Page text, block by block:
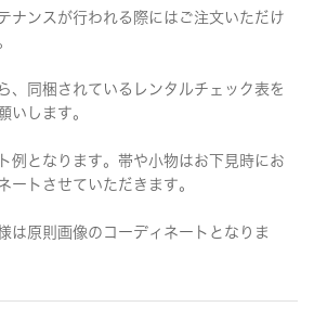
ナンスが行われる際にはご注文いただけ
、同梱されているレンタルチェック表を
いします。
例となります。帯や小物はお下見時にお
ートさせていただきます。
は原則画像のコーディネートとなりま